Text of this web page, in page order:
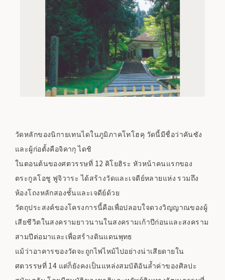
วัดหลักของนิกายเทนไดในภูมิภาคโทโฮคุ วัดนี้มีชื่อว่าคันซัง
และผู้ก่อตั้งคือจิคากุ ไดชิ
ในตอนต้นของศตวรรษที่ 12 คิโยฮิระ หัวหน้าคนแรกของ
ตระกูลโอชู ฟูจิวาระ ได้สร้างวัดและเจดีย์หลายแห่ง รวมถึง
ห้องโถงหลักสองชั้นและเจดีย์ด้วย
วัตถุประสงค์ของโครงการนี้คือเพื่อปลอบใจดวงวิญญาณของผู้
เสียชีวิตในสงครามยาวนานในสงครามเก้าปีก่อนและสงคราม
สามปีต่อมาและเพื่อสร้างดินแดนพุทธ
แม้ว่าอาคารของวัดจะถูกไฟไหม้ไปอย่างน่าเสียดายใน
ศตวรรษที่ 14 แต่ก็ยังคงเป็นแหล่งสมบัติอันล้ำค่าของศิลปะ